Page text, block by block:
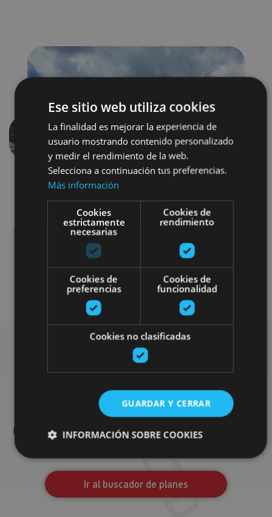
Anterior
Localidades Visitas guiadas
Monasterios
Busca más planes
Encuentra planes y sugerencias para completar tu viaje en
Navarra: actividades organizadas, visitas y los eventos más
Ir al buscador de planes
Ese sitio web utiliza cookies
La finalidad es mejorar la experiencia de
usuario mostrando contenido personalizado
y medir el rendimiento de la web.
Selecciona a continuación tus preferencias.
Más información
Cookies
estrictamente
necesarias
Cookies de
rendimiento
Cookies de
preferencias
Cookies de
funcionalidad
Cookies no clasificadas
GUARDAR Y CERRAR
INFORMACIÓN SOBRE COOKIES
Cookies estrictamente necesarias
Cookies de rendimiento